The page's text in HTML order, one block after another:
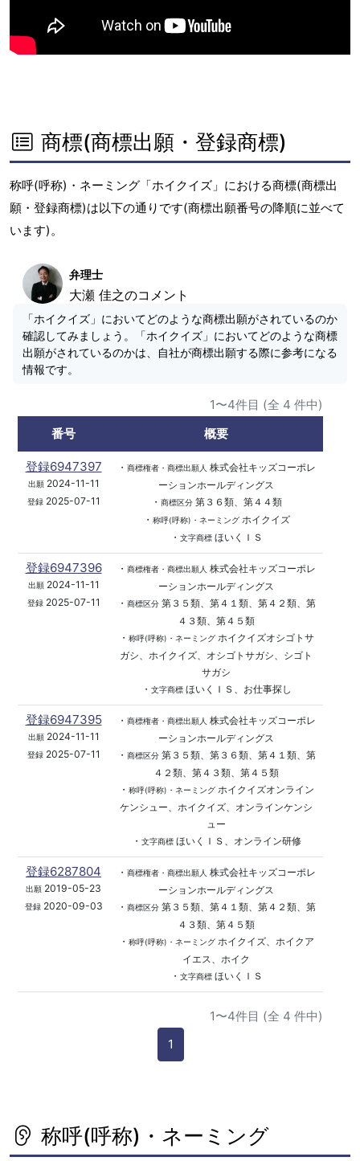
商標(商標出願・登録商標)
称呼(呼称)・ネーミング「ホイクイズ」における商標(商標出
願・登録商標)は以下の通りです(商標出願番号の降順に並べて
います)。
弁理士
大瀬 佳之のコメント
「ホイクイズ」においてどのような商標出願がされているのか
確認してみましょう。「ホイクイズ」においてどのような商標
出願がされているのかは、自社が商標出願する際に参考になる
情報です。
1〜4件目 (全 4 件中)
番号
概要
登録6947397
出願2024-11-11
登録2025-07-11
・ 商標権者・商標出願人 株式会社キッズコーポレ
ーションホールディングス
・ 商標区分第３６類、第４４類
・ 称呼(呼称)・ネーミングホイクイズ
・ 文字商標ほいくＩＳ
登録6947396
出願2024-11-11
登録2025-07-11
・ 商標権者・商標出願人 株式会社キッズコーポレ
ーションホールディングス
・ 商標区分第３５類、第４１類、第４２類、第
４３類、第４５類
・ 称呼(呼称)・ネーミングホイクイズオシゴトサ
ガシ、ホイクイズ、オシゴトサガシ、シゴト
サガシ
・ 文字商標ほいくＩＳ、お仕事探し
登録6947395
出願2024-11-11
登録2025-07-11
・ 商標権者・商標出願人 株式会社キッズコーポレ
ーションホールディングス
・ 商標区分第３５類、第３６類、第４１類、第
４２類、第４３類、第４５類
・ 称呼(呼称)・ネーミングホイクイズオンライン
ケンシュー、ホイクイズ、オンラインケンシ
ュー
・ 文字商標ほいくＩＳ、オンライン研修
登録6287804
出願 2019-05-23
登録2020-09-03
・ 商標権者・商標出願人 株式会社キッズコーポレ
ーションホールディングス
・ 商標区分第３５類、第４１類、第４２類、第
４３類、第４５類
・ 称呼(呼称)・ネーミングホイクイズ、ホイクア
イエス、ホイク
・ 文字商標ほいくＩＳ
1〜4件目 (全 4 件中)
1
称呼(呼称)・ネーミング